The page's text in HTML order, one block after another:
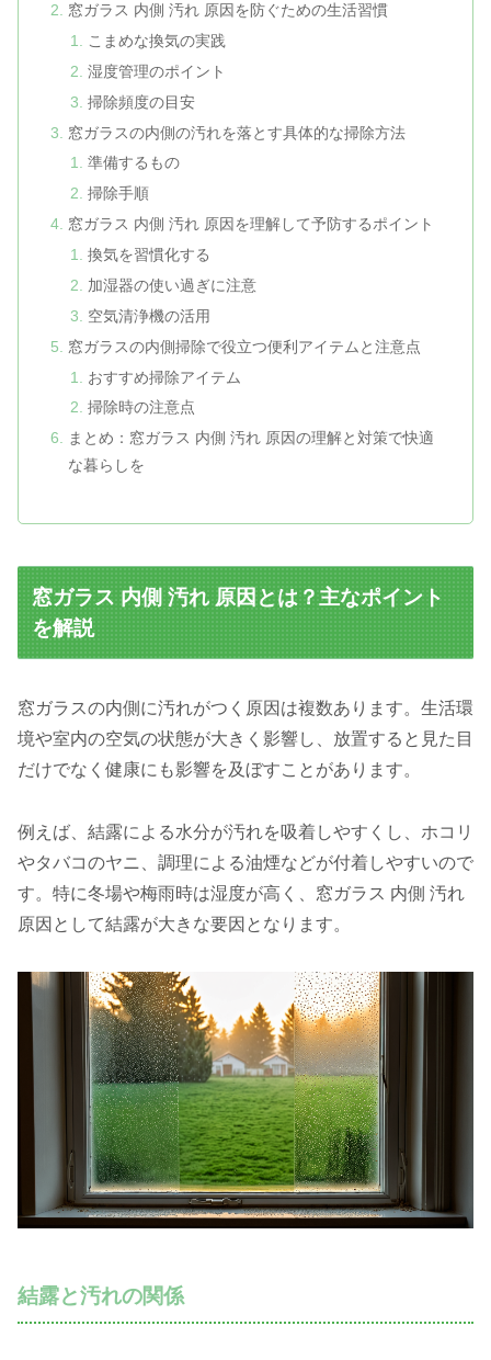
窓ガラス 内側 汚れ 原因を防ぐための生活習慣
こまめな換気の実践
湿度管理のポイント
掃除頻度の目安
窓ガラスの内側の汚れを落とす具体的な掃除方法
準備するもの
掃除手順
窓ガラス 内側 汚れ 原因を理解して予防するポイント
換気を習慣化する
加湿器の使い過ぎに注意
空気清浄機の活用
窓ガラスの内側掃除で役立つ便利アイテムと注意点
おすすめ掃除アイテム
掃除時の注意点
まとめ：窓ガラス 内側 汚れ 原因の理解と対策で快適
な暮らしを
窓ガラス 内側 汚れ 原因とは？主なポイント
を解説
窓ガラスの内側に汚れがつく原因は複数あります。生活環
境や室内の空気の状態が大きく影響し、放置すると見た目
だけでなく健康にも影響を及ぼすことがあります。
例えば、結露による水分が汚れを吸着しやすくし、ホコリ
やタバコのヤニ、調理による油煙などが付着しやすいので
す。特に冬場や梅雨時は湿度が高く、窓ガラス 内側 汚れ
原因として結露が大きな要因となります。
結露と汚れの関係